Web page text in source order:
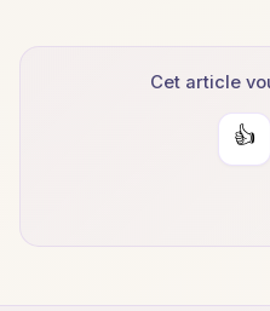
Cet article
👍